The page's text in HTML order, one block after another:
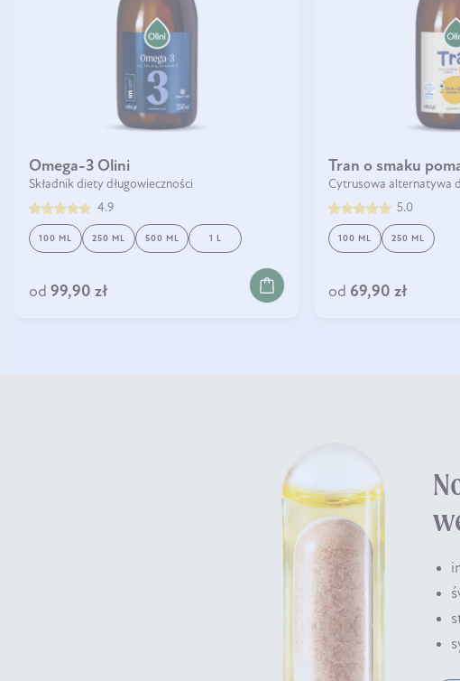
Omega-3 Olini
Składnik diety długowieczności
4.9
100 ML 250 ML 500 ML 1 L
od 99,90 zł
Tran o smaku
Cytrusowa alternatywa
5.0
100 ML 250 ML
od 69,90 zł
DO KOSZYKA DO KOSZYKA